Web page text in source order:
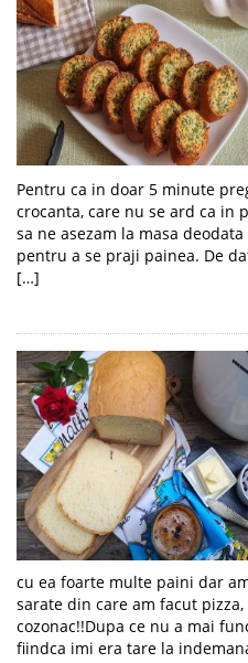
Pentru ca in doar 5 minute
crocanta, care nu se ard ca in
sa ne asezam la masa
pentru a se praji painea. De
[…]
cu ea foarte multe paini dar
sarate din care am facut
cozonac!!Dupa ce nu a mai
fiindca imi era tare la